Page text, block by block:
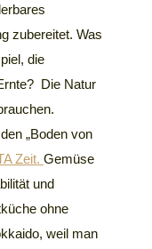
zubereitet. Was
die
Die Natur
„Boden von
Zeit. Gemüse
und
ohne
weil man